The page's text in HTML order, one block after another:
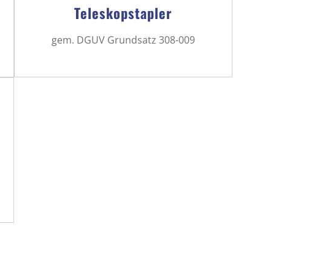
Teleskopstapler
gem. DGUV Grundsatz 308-009